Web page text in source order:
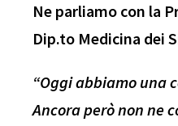
Ne parliamo con la
Dip.to Medicina dei
“Oggiabbiamo una
Ancora però non ne